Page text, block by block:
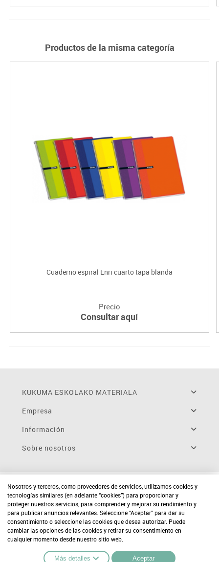
Productos de la misma categoría
Cuaderno espiral Enri cuarto tapa blanda
Precio
Consultar aquí
KUKUMA ESKOLAKO MATERIALA
Empresa
Información
Sobre nosotros
Nosotros y terceros, como proveedores de servicios, utilizamos cookies y
tecnologías similares (en adelante “cookies”) para proporcionar y
proteger nuestros servicios, para comprender y mejorar su rendimiento y
para publicar anuncios relevantes. Seleccione “Aceptar” para dar su
consentimiento o seleccione las cookies que desea autorizar. Puede
cambiar las opciones de las cookies y retirar su consentimiento en
cualquier momento desde nuestro sitio web.
Más detalles Aceptar